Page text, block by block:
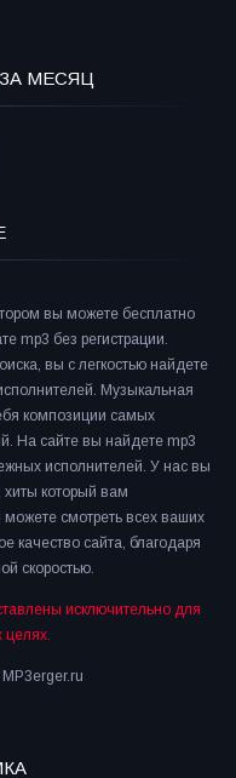
МЕСЯЦ
вы можете бесплатно
mp3 без регистрации.
вы с легкостью найдете
Музыкальная
композиции самых
На сайте вы найдете mp3
исполнителей. У нас вы
хиты который вам
смотреть всех ваших
сайта, благодаря
скоростью.
исключительно для
целях.